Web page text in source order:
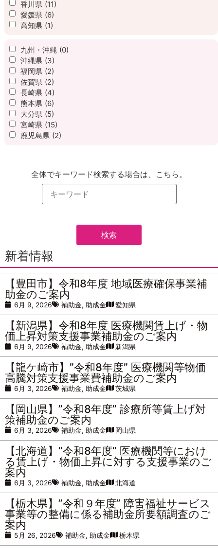
香川県 (11)
愛媛県 (6)
高知県 (1)
九州・沖縄 (0)
沖縄県 (3)
福岡県 (2)
佐賀県 (2)
長崎県 (4)
熊本県 (6)
大分県 (5)
宮崎県 (15)
鹿児島県 (2)
全体でキーワード検索する場合は、こちら。
新着情報
【豊田市】令和8年度 地域医療確保事業補
助金のご案内
6月 9, 2026 補助金, 助成金 愛知県
【新潟県】令和8年度 医療機関賃上げ・物
価上昇対策支援事業補助金のご案内
6月 9, 2026 補助金, 助成金 新潟県
【龍ケ崎市】”令和8年度” 医療機関等物価
高騰対策支援事業費補助金のご案内
6月 3, 2026 補助金, 助成金 茨城県
【岡山県】”令和8年度” 診療所等賃上げ対
策補助金のご案内
6月 3, 2026 補助金, 助成金 岡山県
【北海道】”令和8年度” 医療機関等におけ
る賃上げ・物価上昇に対する支援事業のご
案内
6月 3, 2026 補助金, 助成金 北海道
【栃木県】”令和９年度” 障害福祉サービス
事業等の整備に係る補助金所要額調査のご
案内
5月 26, 2026 補助金, 助成金 栃木県